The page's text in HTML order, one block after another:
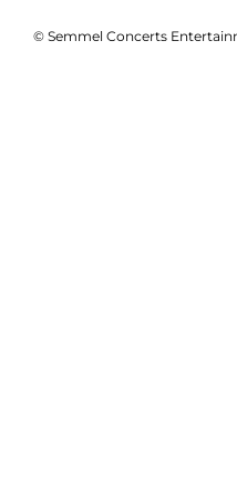
© Semmel Concerts